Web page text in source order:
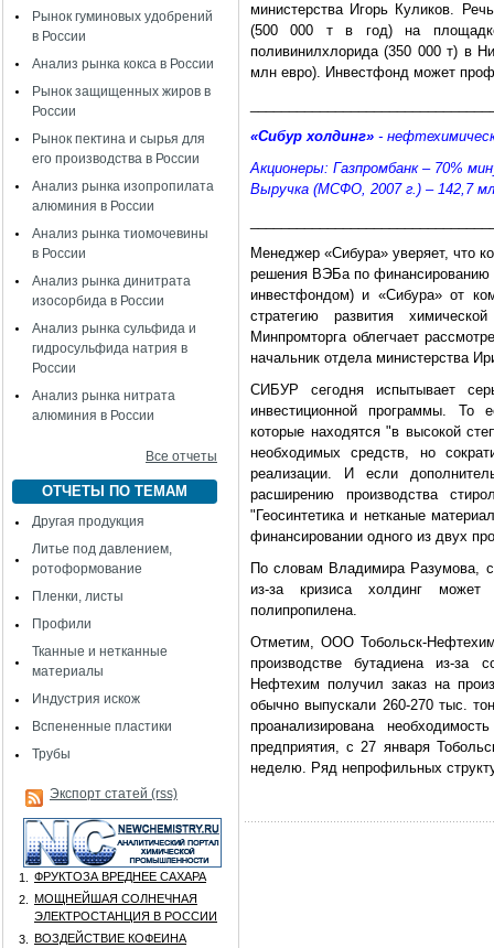
Рынок гуминовых удобрений
в России
Анализ рынка кокса в России
Рынок защищенных жиров в
России
Рынок пектина и сырья для
его производства в России
Анализ рынка изопропилата
алюминия в России
Анализ рынка тиомочевины
в России
Анализ рынка динитрата
изосорбида в России
Анализ рынка сульфида и
гидросульфида натрия в
России
Анализ рынка нитрата
алюминия в России
Все отчеты
ОТЧЕТЫ ПО ТЕМАМ
Другая продукция
Литье под давлением,
ротоформование
Пленки, листы
Профили
Тканные и нетканные
материалы
Индустрия искож
Вспененные пластики
Трубы
Экспорт статей (rss)
1.
ФРУКТОЗА ВРЕДНЕЕ САХАРА
2.
МОЩНЕЙШАЯ СОЛНЕЧНАЯ
ЭЛЕКТРОСТАНЦИЯ В РОССИИ
3.
ВОЗДЕЙСТВИЕ КОФЕИНА
министерства Игорь Куликов.
(500 000 т в год) на
поливинилхлорида (350 000 т) в
млн евро). Инвестфонд может
«Сибур холдинг» -
Акционеры: Газпромбанк – 70%
Выручка (МСФО, 2007 г.) – 142,7
Менеджер «Сибура» уверяет, что
решения ВЭБа по финансированию
инвестфондом) и «Сибура» от
стратегию развития
Минпромторга облегчает
начальник отдела министерства
СИБУР сегодня испытывает
инвестиционной программы. То
которые находятся "в высокой
необходимых средств, но
реализации. И если
расширению производства
"Геосинтетика и нетканые
финансировании одного из двух
По словам Владимира Разумова,
из-за кризиса холдинг
полипропилена.
Отметим, ООО Тобольск-
производстве бутадиена из-за
Нефтехим получил заказ на
обычно выпускали 260-270 тыс.
проанализирована
предприятия, с 27 января
неделю. Ряд непрофильных